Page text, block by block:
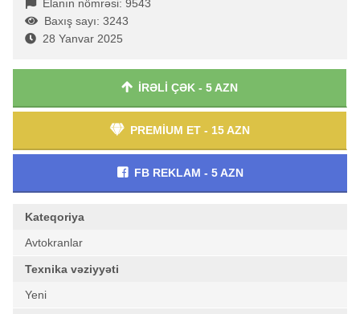
Elanın nömrəsi: 9543
Baxış sayı: 3243
28 Yanvar 2025
İRƏLİ ÇƏK - 5 AZN
PREMİUM ET - 15 AZN
FB REKLAM - 5 AZN
Kateqoriya
Avtokranlar
Texnika vəziyyəti
Yeni